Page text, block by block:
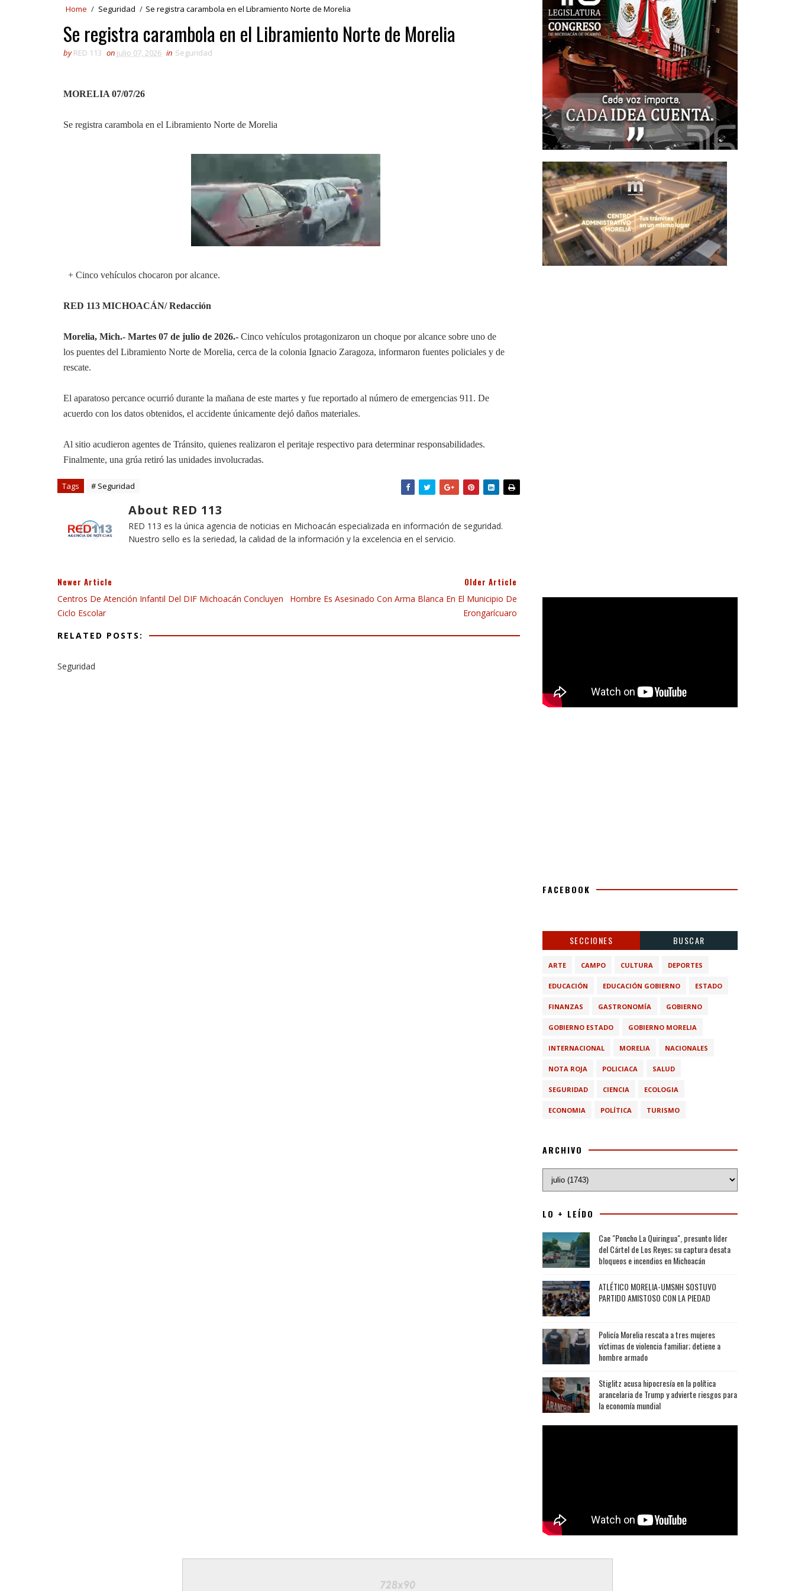
Home / Seguridad / Se registra carambola en el Libramiento Norte de Morelia
Se registra carambola en el Libramiento Norte de Morelia
by RED 113 on julio 07, 2026 in Seguridad
MORELIA 07/07/26
Se registra carambola en el Libramiento Norte de Morelia
+ Cinco vehículos chocaron por alcance.
RED 113 MICHOACÁN/ Redacción
Morelia, Mich.- Martes 07 de julio de 2026.- Cinco vehículos protagonizaron un choque por alcance sobre uno de
los puentes del Libramiento Norte de Morelia, cerca de la colonia Ignacio Zaragoza, informaron fuentes policiales y de
rescate.
El aparatoso percance ocurrió durante la mañana de este martes y fue reportado al número de emergencias 911. De
acuerdo con los datos obtenidos, el accidente únicamente dejó daños materiales.
Al sitio acudieron agentes de Tránsito, quienes realizaron el peritaje respectivo para determinar responsabilidades.
Finalmente, una grúa retiró las unidades involucradas.
Tags # Seguridad
About RED 113
RED 113 es la única agencia de noticias en Michoacán especializada en información de seguridad.
Nuestro sello es la seriedad, la calidad de la información y la excelencia en el servicio.
Newer Article
Centros De Atención Infantil Del DIF Michoacán Concluyen
Ciclo Escolar
Older Article
Hombre Es Asesinado Con Arma Blanca En El Municipio De
Erongarícuaro
RELATED POSTS:
Seguridad
FACEBOOK
SECCIONES BUSCAR
ARTE CAMPO CULTURA DEPORTES
EDUCACIÓN EDUCACIÓN GOBIERNO ESTADO
FINANZAS GASTRONOMÍA GOBIERNO
GOBIERNO ESTADO GOBIERNO MORELIA
INTERNACIONAL MORELIA NACIONALES
NOTA ROJA POLICIACA SALUD
SEGURIDAD CIENCIA ECOLOGIA
ECONOMIA POLÍTICA TURISMO
ARCHIVO
LO + LEÍDO
Cae "Poncho La Quiringua", presunto líder
del Cártel de Los Reyes; su captura desata
bloqueos e incendios en Michoacán
ATLÉTICO MORELIA-UMSNH SOSTUVO
PARTIDO AMISTOSO CON LA PIEDAD
Policía Morelia rescata a tres mujeres
víctimas de violencia familiar; detiene a
hombre armado
Stiglitz acusa hipocresía en la política
arancelaria de Trump y advierte riesgos para
la economía mundial